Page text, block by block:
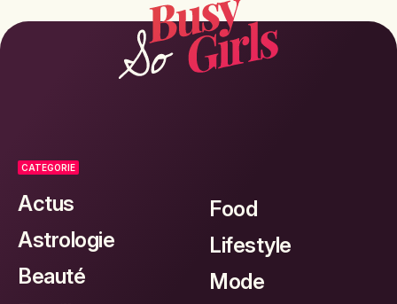
CATEGORIE
Actus
Astrologie
Beauté
Food
Lifestyle
Mode